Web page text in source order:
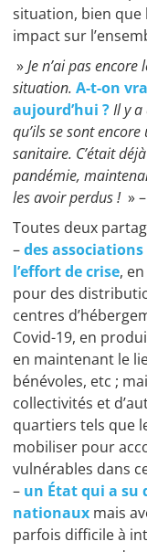
situation, bien que
impact sur
»Je n’ai pas
situation. A-t-on
aujourd’hui ?Il y
qu’ils se sont
sanitaire. C’était
pandémie,
les avoir perdus !» –
Toutes deux
–des
l’effort de crise,
pour des
centres
Covid-19, en
en maintenant le
bénévoles, etc ;
collectivités et
quartiers tels que
mobiliser pour
vulnérables dans
– un État qui a su
nationaux mais
parfois difficile à